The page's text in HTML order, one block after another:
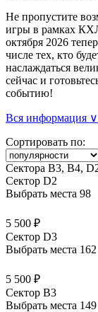
Не пропустите
игры в рамках
октября 2026
числе тех, кто
наслаждаться
сейчас и
событию!
Вся информация ∨
Сортировать по:
Сектора В3, В4,
Сектор D2
Выбрать места 98
5 500 ₽
Сектор D3
Выбрать места 162
5 500 ₽
Сектор B3
Выбрать места 149